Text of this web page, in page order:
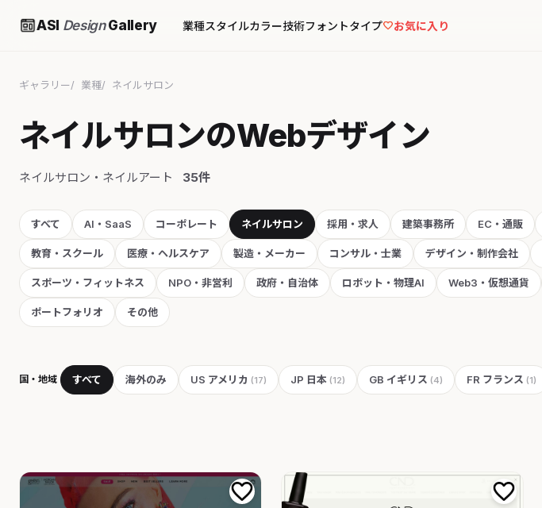
ASI DesignGallery 業種スタイルカラー技術フォントタイプ お気に入り
ギャラリー 業種 ネイルサロン
ネイルサロンのWebデザイン
ネイルサロン・ネイルアート 35件
すべて AI・SaaS コーポレート ネイルサロン 採用・求人 建築事務所 EC・通販
教育・スクール 医療・ヘルスケア 製造・メーカー コンサル・士業 デザイン・制作会社
スポーツ・フィットネス NPO・非営利 政府・自治体 ロボット・物理AI Web3・仮想通貨
ポートフォリオ その他
国・地域 すべて 海外のみ US アメリカ (17) JP 日本 (12) GB イギリス (4) FR フランス (1)